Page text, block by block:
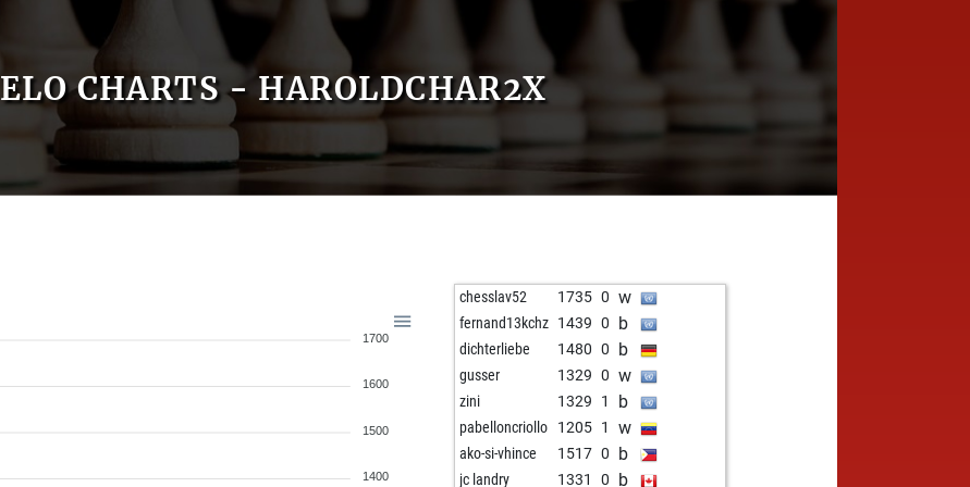
ELO CHARTS - HAROLDCHAR2X
1700
1600
1500
1400
chesslav52 1735 0 w
fernand13kchz 1439 0 b
dichterliebe 1480 0 b
gusser 1329 0 w
zini 1329 1 b
pabelloncriollo 1205 1 w
ako-si-vhince 1517 0 b
jc landry 1331 0 b